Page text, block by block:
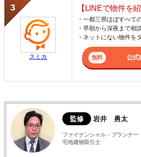
スミカ
【LINEで物件を
・一都三県ほぼすべて
・早朝から深夜まで相
・ネットにない物件を
公式
監修 岩井 勇太
ファイナンシャル・プランナー
宅地建物取引士